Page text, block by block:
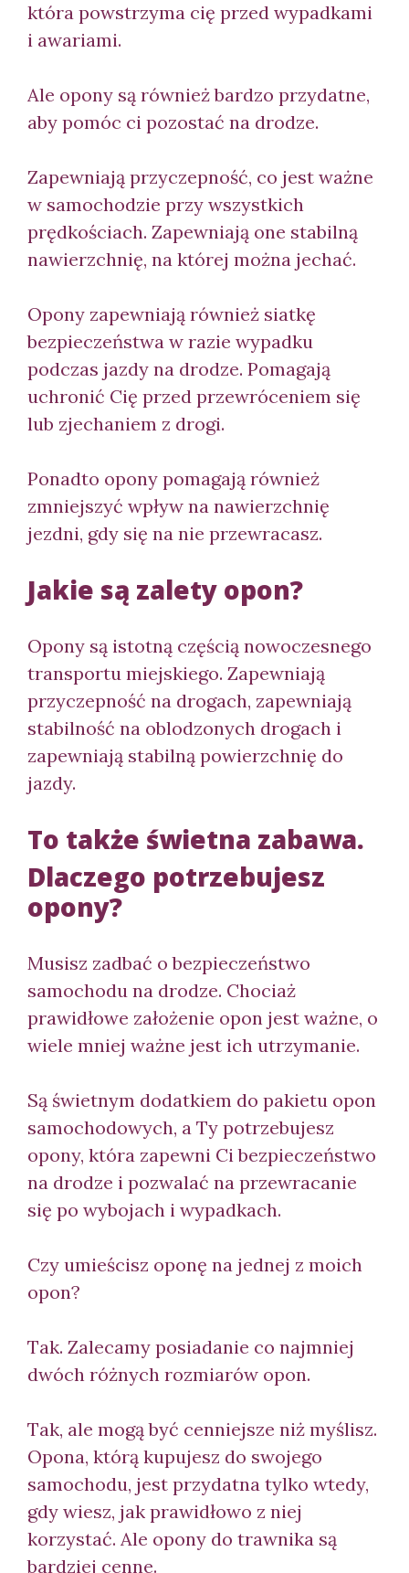
która powstrzyma cię przed wypadkami
i awariami.
Ale opony są również bardzo przydatne,
aby pomóc ci pozostać na drodze.
Zapewniają przyczepność, co jest ważne
w samochodzie przy wszystkich
prędkościach. Zapewniają one stabilną
nawierzchnię, na której można jechać.
Opony zapewniają również siatkę
bezpieczeństwa w razie wypadku
podczas jazdy na drodze. Pomagają
uchronić Cię przed przewróceniem się
lub zjechaniem z drogi.
Ponadto opony pomagają również
zmniejszyć wpływ na nawierzchnię
jezdni, gdy się na nie przewracasz.
Jakie są zalety opon?
Opony są istotną częścią nowoczesnego
transportu miejskiego. Zapewniają
przyczepność na drogach, zapewniają
stabilność na oblodzonych drogach i
zapewniają stabilną powierzchnię do
jazdy.
To także świetna zabawa.
Dlaczego potrzebujesz
opony?
Musisz zadbać o bezpieczeństwo
samochodu na drodze. Chociaż
prawidłowe założenie opon jest ważne, o
wiele mniej ważne jest ich utrzymanie.
Są świetnym dodatkiem do pakietu opon
samochodowych, a Ty potrzebujesz
opony, która zapewni Ci bezpieczeństwo
na drodze i pozwalać na przewracanie
się po wybojach i wypadkach.
Czy umieścisz oponę na jednej z moich
opon?
Tak. Zalecamy posiadanie co najmniej
dwóch różnych rozmiarów opon.
Tak, ale mogą być cenniejsze niż myślisz.
Opona, którą kupujesz do swojego
samochodu, jest przydatna tylko wtedy,
gdy wiesz, jak prawidłowo z niej
korzystać. Ale opony do trawnika są
bardziej cenne.